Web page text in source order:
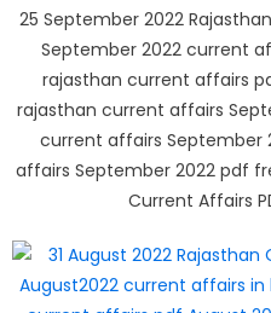
25 September 2022
September 2022 current
rajasthan current affairs
rajasthan current affairs
current affairs September
affairs September 2022 pdf
Current Affairs